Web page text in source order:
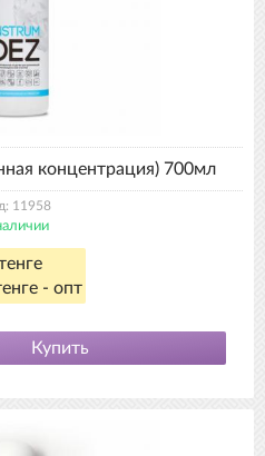
концентрация) 700мл
11958
- опт
Купить